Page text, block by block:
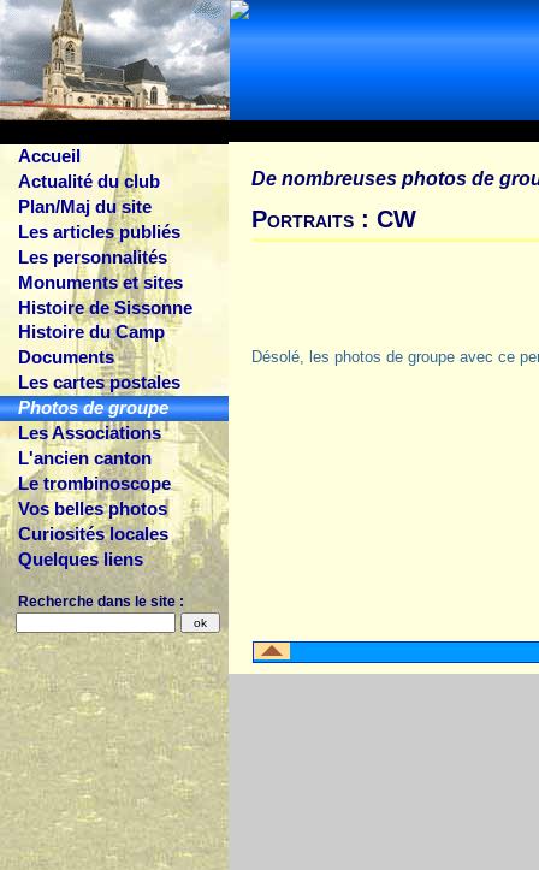
Accueil
Actualité du club
Plan/Maj du site
Les articles publiés
Les personnalités
Monuments et sites
Histoire de Sissonne
Histoire du Camp
Documents
Les cartes postales
Photos de groupe
Les Associations
L'ancien canton
Le trombinoscope
Vos belles photos
Curiosités locales
Quelques liens
Recherche dans le site :
De nombreuses photos de
Portraits : CW
Désolé, les photos de groupe avec ce